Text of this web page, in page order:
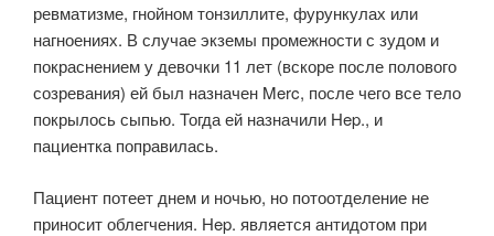
ревматизме, гнойном тонзиллите, фурункулах или
нагноениях. В случае экземы промежности с зудом и
покраснением у девочки 11 лет (вскоре после полового
созревания) ей был назначен Merc, после чего все тело
покрылось сыпью. Тогда ей назначили Hep., и
пациентка поправилась.
Пациент потеет днем и ночью, но потоотделение не
приносит облегчения. Hep. является антидотом при